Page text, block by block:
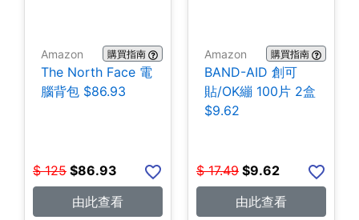
Amazon 購買指南
The North Face 電
腦背包 $86.93
$ 125 $86.93
由此查看
Amazon 購買指南
BAND-AID 創可
貼/OK繃 100片 2盒
$9.62
$ 17.49 $9.62
由此查看